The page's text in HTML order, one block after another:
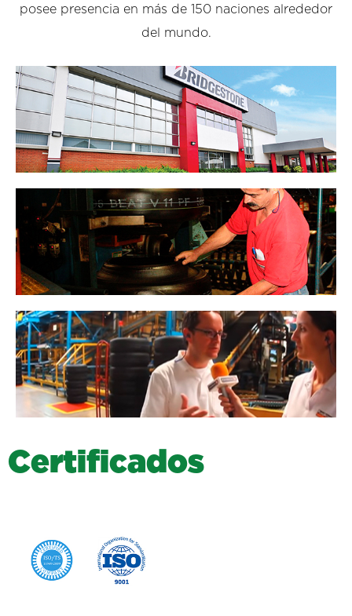
posee presencia en más de 150 naciones alrededor
del mundo.
Certificad os